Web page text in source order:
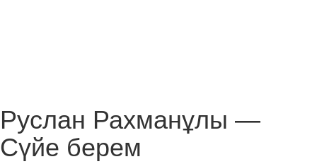
Руслан Рахманұлы —
Сүйе берем